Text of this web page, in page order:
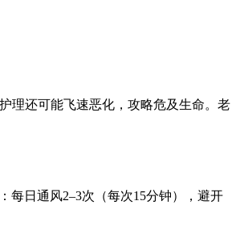
理还可能飞速恶化，攻略危及生命。老
：每日通风2–3次（每次15分钟），避开